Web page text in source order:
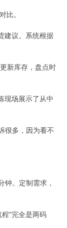
比。
建议。系统根据
新库存，盘点时
现场展示了从中
很多，因为看不
钟。定制需求，
”完全是两码